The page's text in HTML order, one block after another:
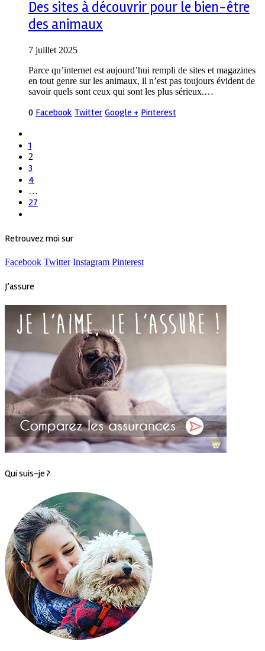
Des sites à découvrir pour le bien-être
des animaux
7 juillet 2025
Parce qu’internet est aujourd’hui rempli de sites et magazines
en tout genre sur les animaux, il n’est pas toujours évident de
savoir quels sont ceux qui sont les plus sérieux.…
0 Facebook Twitter Google + Pinterest
1
2
3
4
…
27
Retrouvez moi sur
Facebook Twitter Instagram Pinterest
J’assure
Qui suis-je ?